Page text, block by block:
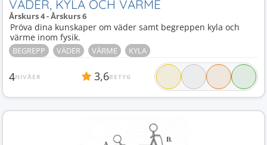
VÄDER, KYLA OCH VÄRME
Årskurs 4 - Årskurs 6
Pröva dina kunskaper om väder samt begreppen kyla och
värme inom fysik.
BEGREPP VÄDER VÄRME KYLA
4NIVÅER 3,6BETYG